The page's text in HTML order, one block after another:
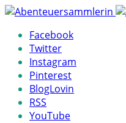
Facebook
Twitter
Instagram
Pinterest
BlogLovin
RSS
YouTube